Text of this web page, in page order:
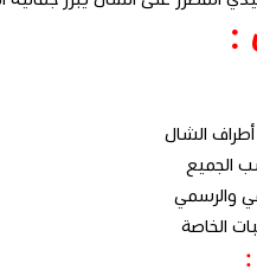
:
الشال
الجميع
والرسمي
الخاصة
: